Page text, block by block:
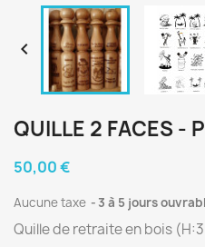

QUILLE 2 FACES -
50,00 €
Aucune taxe 3 à 5 jours
Quille de retraite en bois